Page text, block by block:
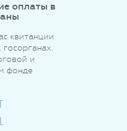
оплаты в
квитанции
и
фонде